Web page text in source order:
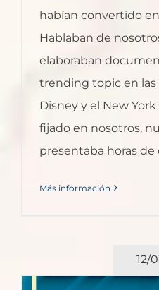
habían convertido
Hablaban de
elaboraban
trending topic en las
Disney y el New
fijado en nosotros,
presentaba horas de
Más información
12/